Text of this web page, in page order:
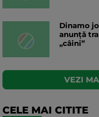
Dinamo
anunță
„câini”
VEZI
CELE MAI CITITE